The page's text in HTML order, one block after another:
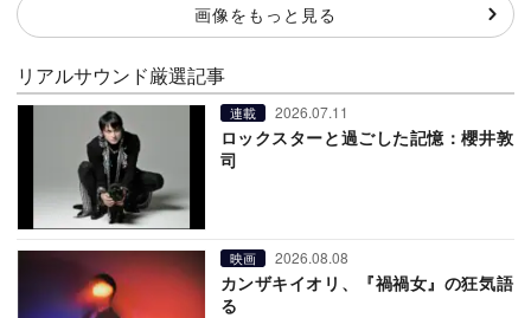
画像をもっと見る
リアルサウンド厳選記事
連載 2026.07.11
ロックスターと過ごした記憶：櫻井敦
司
映画 2026.08.08
カンザキイオリ、『禍禍女』の狂気語
る